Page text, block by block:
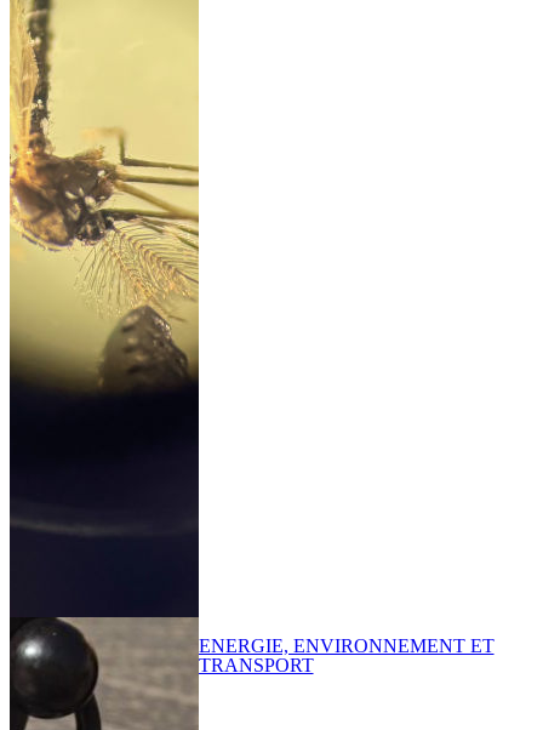
ENERGIE, ENVIRONNEMENT ET
TRANSPORT